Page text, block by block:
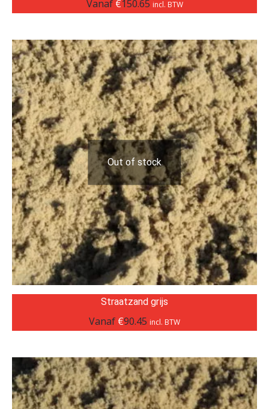
Vanaf €150.65 incl. BTW
Out of stock
Straatzand grijs
Vanaf €90.45 incl. BTW